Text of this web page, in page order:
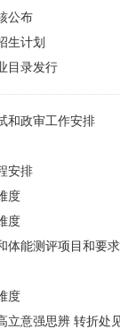
公布
生计划
目录发行
和政审工作安排
安排
度
度
体能测评项目和要求
度
立意强思辨 转折处